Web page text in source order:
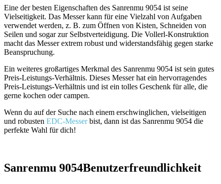
Eine der besten Eigenschaften des Sanrenmu 9054 ist seine
Vielseitigkeit. Das Messer kann für eine Vielzahl von Aufgaben
verwendet werden, z. B. zum Öffnen von Kisten, Schneiden von
Seilen und sogar zur Selbstverteidigung. Die Vollerl-Konstruktion
macht das Messer extrem robust und widerstandsfähig gegen starke
Beanspruchung.
Ein weiteres großartiges Merkmal des Sanrenmu 9054 ist sein gutes
Preis-Leistungs-Verhältnis. Dieses Messer hat ein hervorragendes
Preis-Leistungs-Verhältnis und ist ein tolles Geschenk für alle, die
gerne kochen oder campen.
Wenn du auf der Suche nach einem erschwinglichen, vielseitigen
und robusten EDC-Messerbist, dann ist das Sanrenmu 9054 die
perfekte Wahl für dich!
Sanrenmu 9054Benutzerfreundlichkeit